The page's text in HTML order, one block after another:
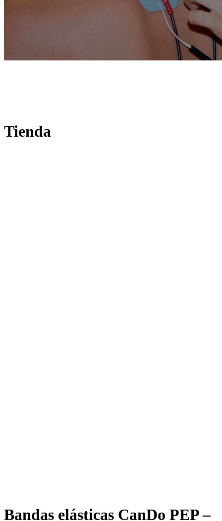
Tienda
Bandas elásticas CanDo PEP –